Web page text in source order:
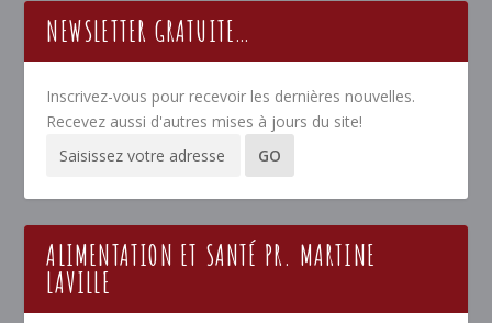
NEWSLETTER GRATUITE…
Inscrivez-vous pour recevoir les dernières nouvelles.
Recevez aussi d'autres mises à jours du site!
ALIMENTATION ET SANTÉ PR. MARTINE
LAVILLE